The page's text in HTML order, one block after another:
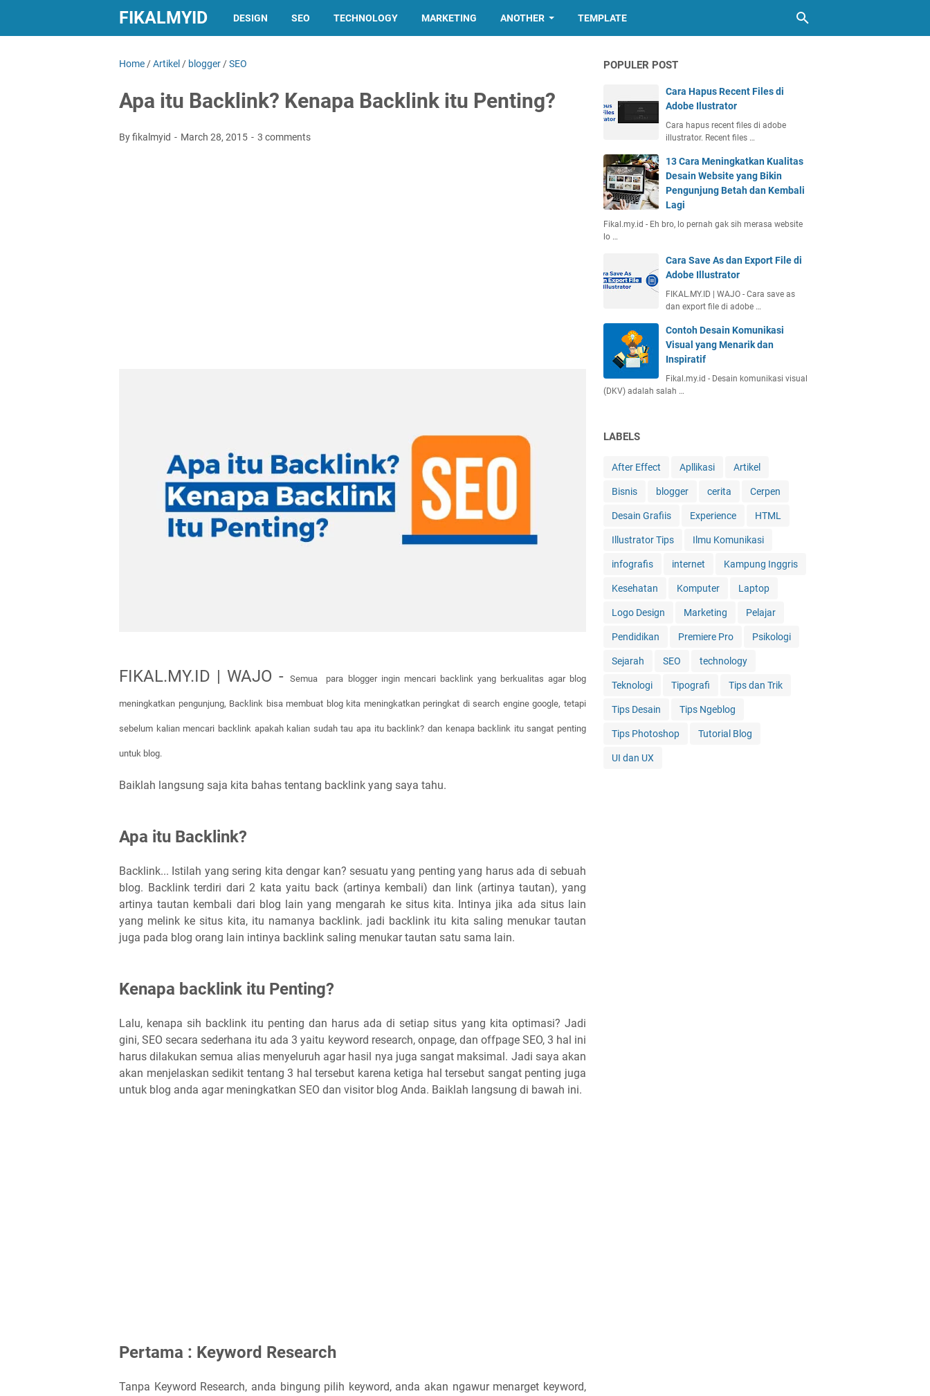
FIKALMYID DESIGN SEO TECHNOLOGY MARKETING ANOTHER TEMPLATE
Home /Artikel / blogger /SEO
Apa itu Backlink? Kenapa Backlink itu Penting?
By fikalmyid March 28, 2015 3 comments
FIKAL.MY.ID | WAJO -Semua para blogger ingin mencari backlink yang berkualitas agar blog
meningkatkan pengunjung, Backlink bisa membuat blog kita meningkatkan peringkat di search engine google, tetapi
sebelum kalian mencari backlink apakah kalian sudah tau apa itu backlink? dan kenapa backlink itu sangat penting
untuk blog.
Baiklah langsung saja kita bahas tentang backlink yang saya tahu.
Apa itu Backlink?
Backlink... Istilah yang sering kita dengar kan? sesuatu yang penting yang harus ada di sebuah
blog. Backlink terdiri dari 2 kata yaitu back (artinya kembali) dan link (artinya tautan), yang
artinya tautan kembali dari blog lain yang mengarah ke situs kita. Intinya jika ada situs lain
yang melink ke situs kita, itu namanya backlink. jadi backlink itu kita saling menukar tautan
juga pada blog orang lain intinya backlink saling menukar tautan satu sama lain.
Kenapa backlink itu Penting?
Lalu, kenapa sih backlink itu penting dan harus ada di setiap situs yang kita optimasi? Jadi
gini, SEO secara sederhana itu ada 3 yaitu keyword research, onpage, dan offpage SEO, 3 hal ini
harus dilakukan semua alias menyeluruh agar hasil nya juga sangat maksimal. Jadi saya akan
akan menjelaskan sedikit tentang 3 hal tersebut karena ketiga hal tersebut sangat penting juga
untuk blog anda agar meningkatkan SEO dan visitor blog Anda. Baiklah langsung di bawah ini.
Pertama : Keyword Research
Tanpa Keyword Research, anda bingung pilih keyword, anda akan ngawur menarget keyword,
POPULER POST
Cara Hapus Recent Files di
Adobe Ilustrator
Cara hapus recent files di adobe
illustrator. Recent files …
13 Cara Meningkatkan Kualitas
Desain Website yang Bikin
Pengunjung Betah dan Kembali
Lagi
Fikal.my.id - Eh bro, lo pernah gak sih merasa website
lo …
Cara Save As dan Export File di
Adobe Illustrator
FIKAL.MY.ID | WAJO - Cara save as
dan export file di adobe …
Contoh Desain Komunikasi
Visual yang Menarik dan
Inspiratif
Fikal.my.id - Desain komunikasi visual
(DKV) adalah salah …
LABELS
After Effect Apllikasi Artikel
Bisnis blogger cerita Cerpen
Desain Grafiis Experience HTML
Illustrator Tips Ilmu Komunikasi
infografis internet Kampung Inggris
Kesehatan Komputer Laptop
Logo Design Marketing Pelajar
Pendidikan Premiere Pro Psikologi
Sejarah SEO technology
Teknologi Tipografi Tips dan Trik
Tips Desain Tips Ngeblog
Tips Photoshop Tutorial Blog
UI dan UX